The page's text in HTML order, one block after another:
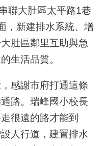
聯大肚區太平路1巷
，新建排水系統、增
肚區鄰里互助與急
生活品質。
感謝市府打通這條
路。瑞峰國小校長
很遠的路才能到
人行道，建置排水